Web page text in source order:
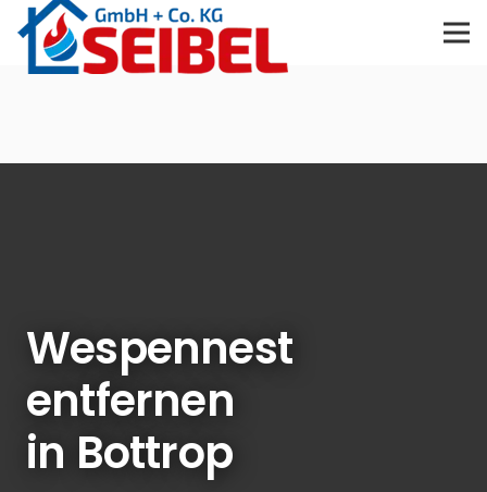
Wespennest
entfernen
in Bottrop